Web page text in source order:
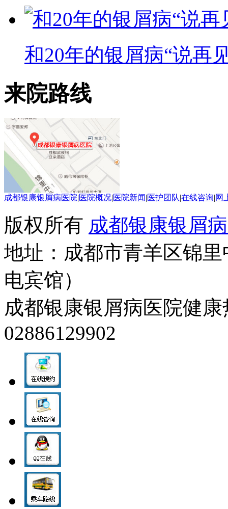
和20年的银屑病“说再
来院路线
成都银康银屑病医院|医院概况|医院新闻|医护团队|在线咨询|网
版权所有 成都银康银屑
地址：成都市青羊区锦
电宾馆）
成都银康银屑病医院健康
02886129902